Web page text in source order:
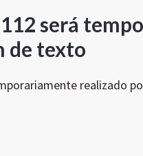
será
de texto
realizado